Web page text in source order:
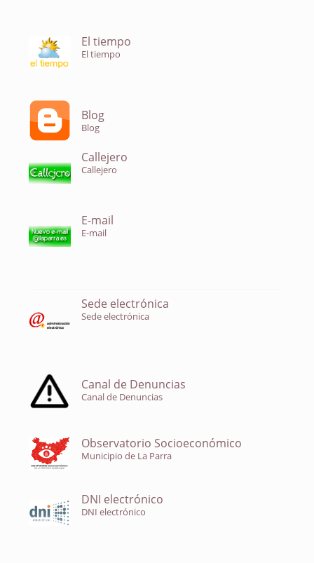
El tiempo
El tiempo
Blog
Blog
Callejero
Callejero
E-mail
E-mail
Sede electrónica
Sede electrónica
Canal de Denuncias
Canal de Denuncias
Observatorio Socioeconómico
Municipio de La Parra
DNI electrónico
DNI electrónico